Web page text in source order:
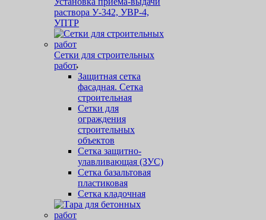
раствора У-342, УВР-4,
УПТР
Сетки для строительных
работ
Защитная cетка
фасадная. Сетка
строительная
Сетки для
ограждения
строительных
объектов
Сетка защитно-
улавливающая (ЗУС)
Сетка базальтовая
пластиковая
Сетка кладочная